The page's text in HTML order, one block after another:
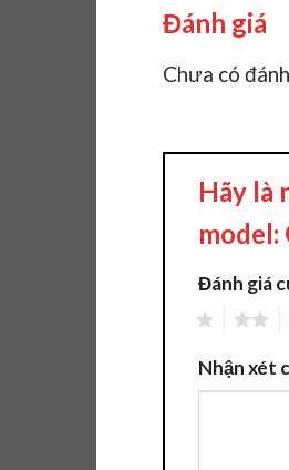
Đánh giá
Chưa có
Hãy là
model:
Đánh giá
Nhận xét